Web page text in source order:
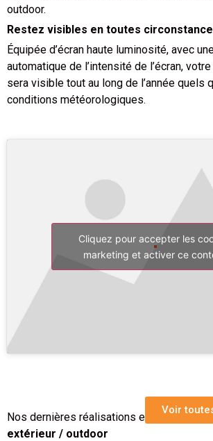
outdoor.
Restez visibles en toutes
Équipée d’écran haute luminosité, avec
automatique de l’intensité de l’écran,
sera visible tout au long de l’année quels
conditions météorologiques.
Cliquez pour accepter les
marketing et activer ce
Nos dernières réalisations en
Caisson
extérieur / outdoor
Voir